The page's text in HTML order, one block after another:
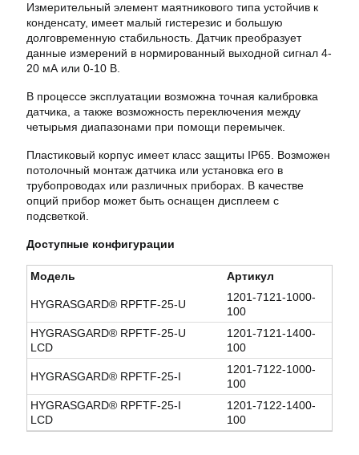
Измерительный элемент маятникового типа устойчив к
конденсату, имеет малый гистерезис и большую
долговременную стабильность. Датчик преобразует
данные измерений в нормированный выходной сигнал 4-
20 мА или 0-10 В.
В процессе эксплуатации возможна точная калибровка
датчика, а также возможность переключения между
четырьмя диапазонами при помощи перемычек.
Пластиковый корпус имеет класс защиты IP65. Возможен
потолочный монтаж датчика или установка его в
трубопроводах или различных приборах. В качестве
опций прибор может быть оснащен дисплеем с
подсветкой.
Доступные конфигурации
Модель Артикул
HYGRASGARD® RPFTF-25-U
1201-7121-1000-
100
HYGRASGARD® RPFTF-25-U
LCD
1201-7121-1400-
100
HYGRASGARD® RPFTF-25-I
1201-7122-1000-
100
HYGRASGARD® RPFTF-25-I
LCD
1201-7122-1400-
100